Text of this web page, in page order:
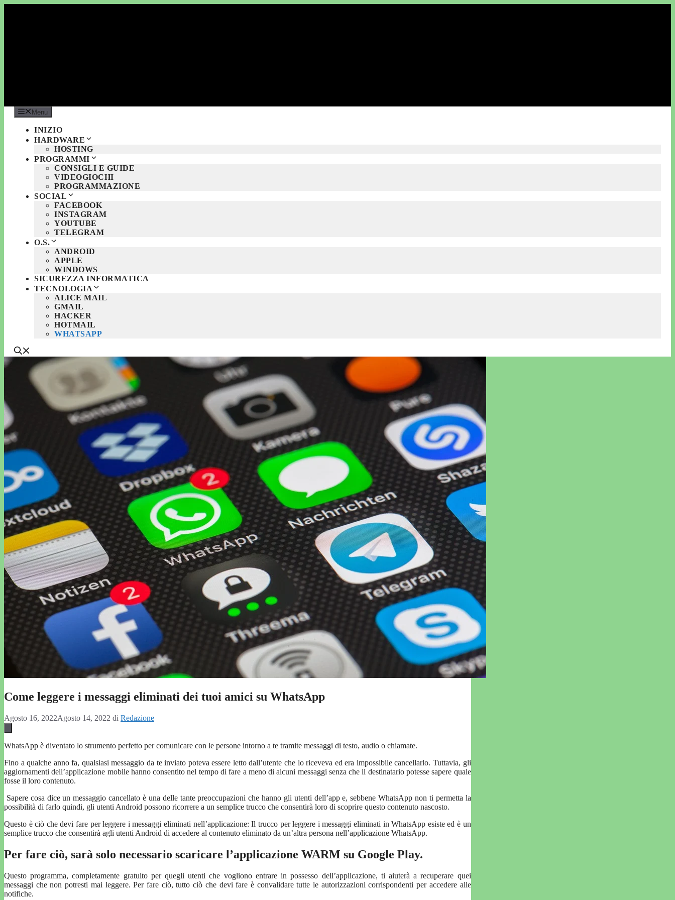
Menu
INIZIO
HARDWARE
HOSTING
PROGRAMMI
CONSIGLI E GUIDE
VIDEOGIOCHI
PROGRAMMAZIONE
SOCIAL
FACEBOOK
INSTAGRAM
YOUTUBE
TELEGRAM
O.S.
ANDROID
APPLE
WINDOWS
SICUREZZA INFORMATICA
TECNOLOGIA
ALICE MAIL
GMAIL
HACKER
HOTMAIL
WHATSAPP
Come leggere i messaggi eliminati dei tuoi amici su WhatsApp
Agosto 16, 2022Agosto 14, 2022 di Redazione
WhatsApp è diventato lo strumento perfetto per comunicare con le persone intorno a te tramite messaggi di testo, audio o chiamate.
Fino a qualche anno fa, qualsiasi messaggio da te inviato poteva essere letto dall’utente che lo riceveva ed era impossibile cancellarlo. Tuttavia, gli
aggiornamenti dell’applicazione mobile hanno consentito nel tempo di fare a meno di alcuni messaggi senza che il destinatario potesse sapere quale
fosse il loro contenuto.
Sapere cosa dice un messaggio cancellato è una delle tante preoccupazioni che hanno gli utenti dell’app e, sebbene WhatsApp non ti permetta la
possibilità di farlo quindi, gli utenti Android possono ricorrere a un semplice trucco che consentirà loro di scoprire questo contenuto nascosto.
Questo è ciò che devi fare per leggere i messaggi eliminati nell’applicazione: Il trucco per leggere i messaggi eliminati in WhatsApp esiste ed è un
semplice trucco che consentirà agli utenti Android di accedere al contenuto eliminato da un’altra persona nell’applicazione WhatsApp.
Per fare ciò, sarà solo necessario scaricare l’applicazione WARM su Google Play.
Questo programma, completamente gratuito per quegli utenti che vogliono entrare in possesso dell’applicazione, ti aiuterà a recuperare quei
messaggi che non potresti mai leggere. Per fare ciò, tutto ciò che devi fare è convalidare tutte le autorizzazioni corrispondenti per accedere alle
notifiche.